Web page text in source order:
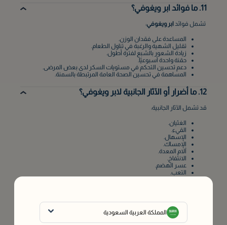
المملكة العربية السعودية
11. ما فوائد ابر ويغوفي؟
تشمل فوائد ابر ويغوفي:
المساعدة على فقدان الوزن.
تقليل الشهية والرغبة في تناول الطعام.
زيادة الشعور بالشبع لفترة أطول.
حقنة واحدة أسبوعيًا.
دعم تحسين التحكم في مستويات السكر لدى بعض المرضى.
المساهمة في تحسين الصحة العامة المرتبطة بالسمنة.
12. ما أضرار أو الآثار الجانبية لابر ويغوفي؟
قد تشمل الآثار الجانبية:
الغثيان.
القيء.
الإسهال.
الإمساك.
آلام المعدة.
الانتفاخ.
عسر الهضم.
التعب.